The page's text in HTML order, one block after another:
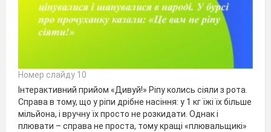
Номер слайду 10
Інтерактивний прийом «Дивуй!» Ріпу колись сіяли з рота.
Справа в тому, що у ріпи дрібне насіння: у 1 кг їжі їх більше
мільйона, і вручну їх просто не розкидати. Однак і
плювати – справа не проста, тому кращі «плювальщикі»